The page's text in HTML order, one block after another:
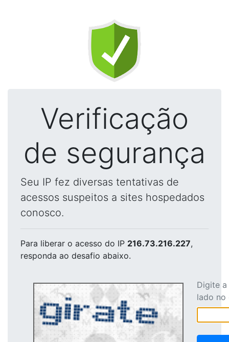
Verificação
de segurança
Seu IP fez diversas tentativas de
acessos suspeitos a sites hospedados
conosco.
Para liberar o acesso do IP 216.73.216.227,
responda ao desafio abaixo.
Digite
lado no